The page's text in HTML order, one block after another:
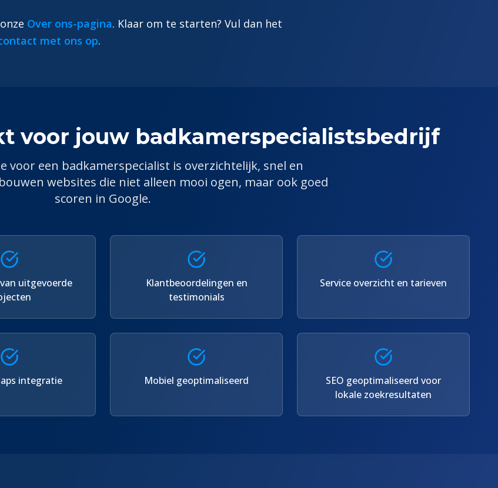
Over ons-pagina. Klaar om te starten? Vul dan het
met ons op.
voor jouw badkamerspecialistsbedrijf
voor een badkamerspecialist is overzichtelijk, snel en
websites die niet alleen mooi ogen, maar ook goed
scoren in Google.
uitgevoerde
Klantbeoordelingen en
testimonials
Service overzicht en tarieven
integratie Mobiel geoptimaliseerd
SEO geoptimaliseerd voor
lokale zoekresultaten